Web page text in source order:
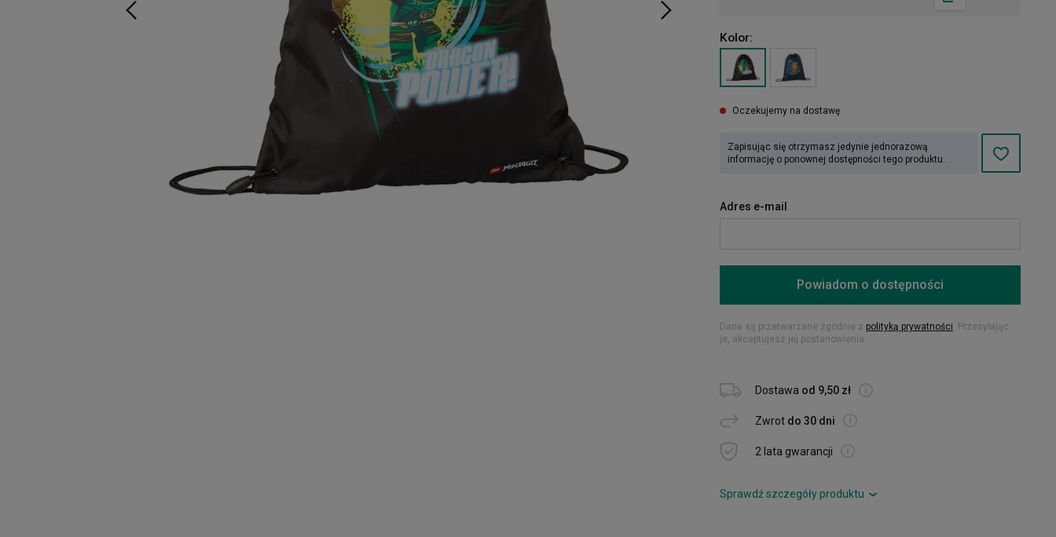
Kolor:
Oczekujemy na dostawę
Zapisując się otrzymasz jedynie jednorazową
informację o ponownej dostępności tego produktu.
Adres e-mail
Powiadom o dostępności
Dane są przetwarzane zgodnie z polityką prywatności. Przesyłając
je, akceptujesz jej postanowienia.
Dostawa od 9,50 zł
Zwrot do 30 dni
2 lata gwarancji
Sprawdź szczegóły produktu ›